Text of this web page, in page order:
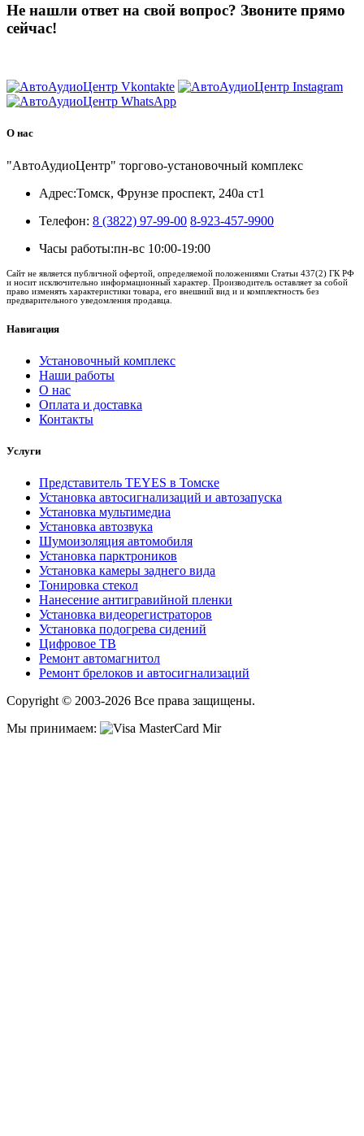
Не нашли ответ на свой вопрос? Звоните прямо
сейчас!
О нас
"АвтоАудиоЦентр" торгово-установочный комплекс
Адрес:Томск, Фрунзе проспект, 240а ст1
Телефон: 8 (3822) 97-99-00 8-923-457-9900
Часы работы:пн-вс 10:00-19:00
Сайт не является публичной офертой, определяемой положениями Статьи 437(2) ГК РФ
и носит исключительно информационный характер. Производитель оставляет за собой
право изменять характеристики товара, его внешний вид и и комплектность без
предварительного уведомления продавца.
Навигация
Установочный комплекс
Наши работы
О нас
Оплата и доставка
Контакты
Услуги
Представитель TEYES в Томске
Установка автосигнализаций и автозапуска
Установка мультимедиа
Установка автозвука
Шумоизоляция автомобиля
Установка парктроников
Установка камеры заднего вида
Тонировка стекол
Нанесение антигравийной пленки
Установка видеорегистраторов
Установка подогрева сидений
Цифровое ТВ
Ремонт автомагнитол
Ремонт брелоков и автосигнализаций
Copyright © 2003-2026 Все права защищены.
Мы принимаем: